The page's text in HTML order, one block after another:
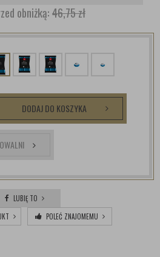
obniżką:46,75 zł
DODAJ DO KOSZYKA
LUBIĘ TO
POLEĆ ZNAJOMEMU